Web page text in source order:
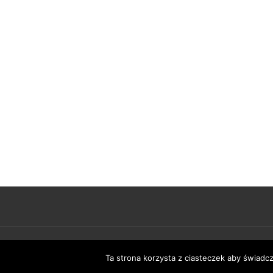
Ta strona korzysta z ciasteczek aby